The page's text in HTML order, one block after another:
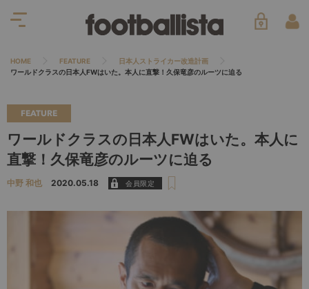
HOME FEATURE
日本人ストライカー改造計画
ワールドクラスの日本人FWはいた。本人に直撃！久保竜彦のルーツに迫る
FEATURE
ワールドクラスの日本人FWはいた。本人に
直撃！久保竜彦のルーツに迫る
中野 和也 2020.05.18